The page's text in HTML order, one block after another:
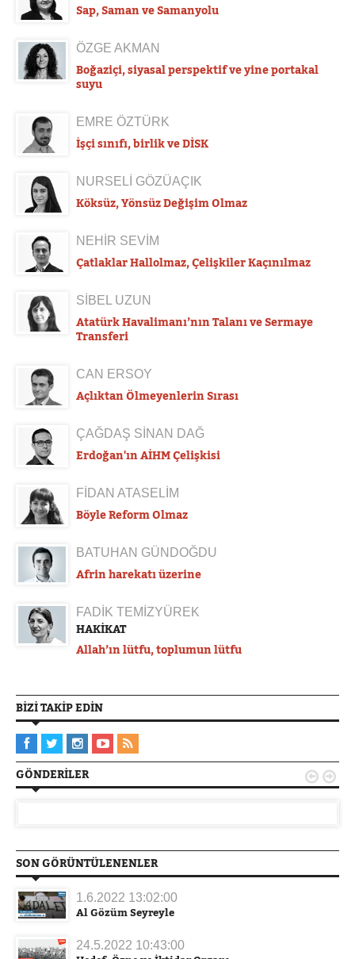
Sap, Saman ve Samanyolu
ÖZGE AKMAN
Boğaziçi, siyasal perspektif ve yine portakal
suyu
EMRE ÖZTÜRK
İşçi sınıfı, birlik ve DİSK
NURSELİ GÖZÜAÇIK
Köksüz, Yönsüz Değişim Olmaz
NEHİR SEVİM
Çatlaklar Hallolmaz, Çelişkiler Kaçınılmaz
SİBEL UZUN
Atatürk Havalimanı’nın Talanı ve Sermaye
Transferi
CAN ERSOY
Açlıktan Ölmeyenlerin Sırası
ÇAĞDAŞ SİNAN DAĞ
Erdoğan'ın AİHM Çelişkisi
FİDAN ATASELİM
Böyle Reform Olmaz
BATUHAN GÜNDOĞDU
Afrin harekatı üzerine
FADİK TEMİZYÜREK
HAKİKAT
Allah’ın lütfu, toplumun lütfu
BIZI TAKIP EDIN
GÖNDERILER  
SON GÖRÜNTÜLENENLER
1.6.2022 13:02:00
Al Gözüm Seyreyle
24.5.2022 10:43:00